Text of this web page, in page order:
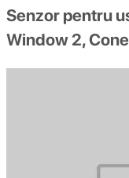
Senzor pentru
Window 2,